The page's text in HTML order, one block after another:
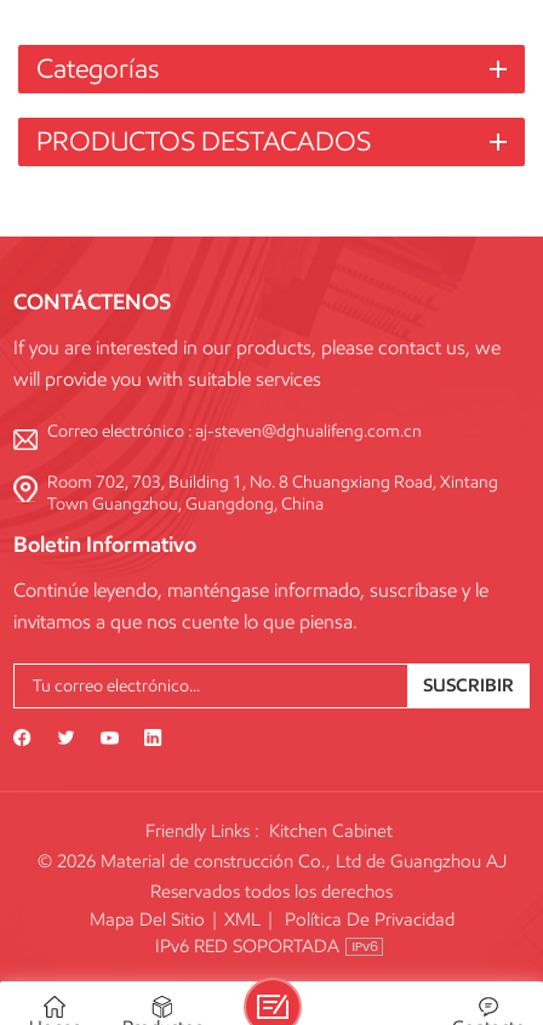
Categorías
PRODUCTOS DESTACADOS
CONTÁCTENOS
If you are interested in our products, please contact us, we
will provide you with suitable services
Correo electrónico :aj-steven@dghualifeng.com.cn
Room 702, 703, Building 1, No. 8 Chuangxiang Road, Xintang
Town Guangzhou, Guangdong, China
Boletin Informativo
Continúe leyendo, manténgase informado, suscríbase y le
invitamos a que nos cuente lo que piensa.
SUSCRIBIR
Friendly Links : Kitchen Cabinet
© 2026 Material de construcción Co., Ltd de Guangzhou AJ
Reservados todos los derechos
Mapa Del Sitio | XML |
Política De Privacidad
IPv6 RED SOPORTADA